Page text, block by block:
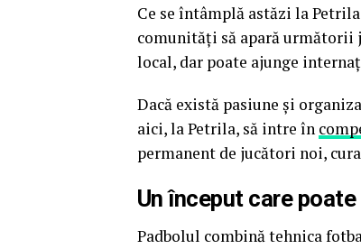
Ce se întâmplă astăzi la
comunități să apară
local, dar poate ajunge
Dacă există pasiune și
aici, la Petrila, să intre în
permanent de jucători noi,
Un început care
Padbolul combină tehnica